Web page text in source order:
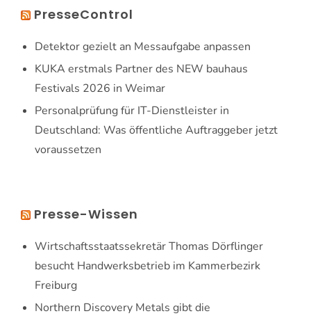
PresseControl
Detektor gezielt an Messaufgabe anpassen
KUKA erstmals Partner des NEW bauhaus
Festivals 2026 in Weimar
Personalprüfung für IT-Dienstleister in
Deutschland: Was öffentliche Auftraggeber jetzt
voraussetzen
Presse-Wissen
Wirtschaftsstaatssekretär Thomas Dörflinger
besucht Handwerksbetrieb im Kammerbezirk
Freiburg
Northern Discovery Metals gibt die